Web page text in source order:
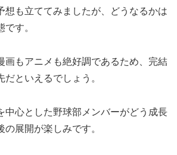
想も立ててみましたが、どうなるかは
す。
画もアニメも絶好調であるため、完結
といえるでしょう。
中心とした野球部メンバーがどう成長
の展開が楽しみです。